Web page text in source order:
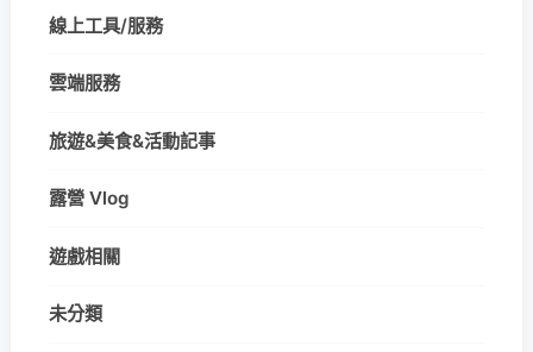
線上工具/服務
雲端服務
旅遊&美食&活動記事
露營 Vlog
遊戲相關
未分類